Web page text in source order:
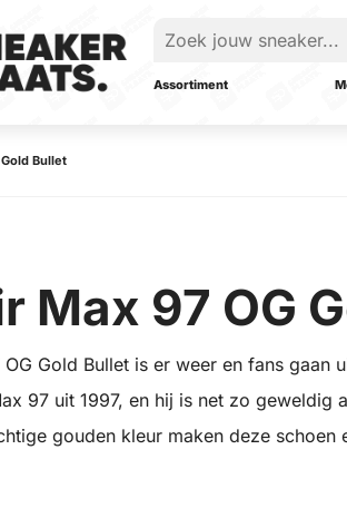
Assortiment
Bullet
Max 97 OG
Gold Bullet is er weer en fans gaan
97 uit 1997, en hij is net zo
gouden kleur maken deze